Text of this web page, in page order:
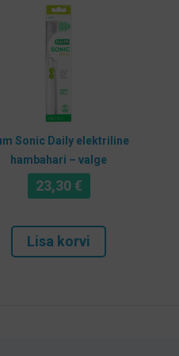
Sonic Daily elektriline
hambahari – valge
23,30€
Lisa korvi